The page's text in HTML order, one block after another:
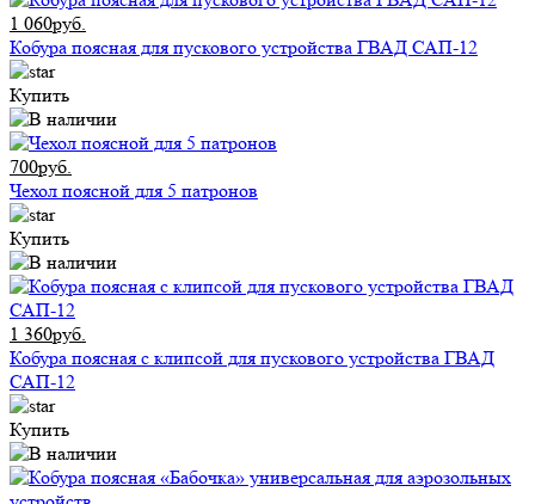
1 060руб.
Кобура поясная для пускового устройства ГВАД САП-12
Купить
700руб.
Чехол поясной для 5 патронов
Купить
1 360руб.
Кобура поясная с клипсой для пускового устройства ГВАД
САП-12
Купить